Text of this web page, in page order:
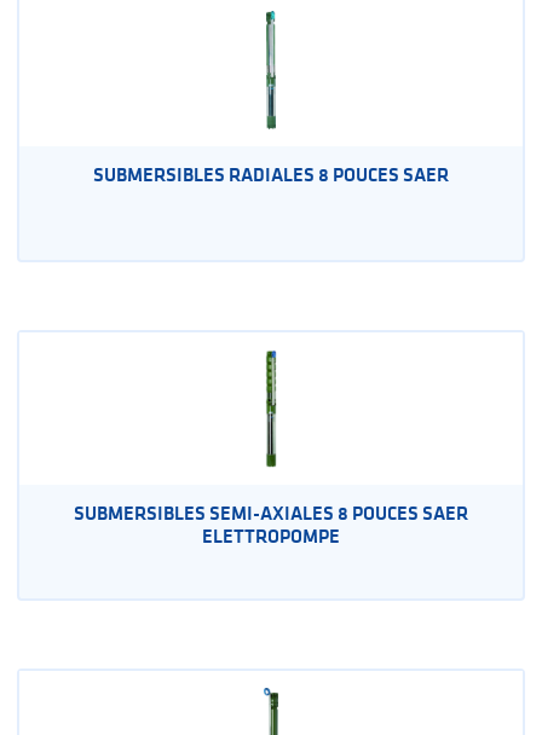
SUBMERSIBLES RADIALES 8 POUCES SAER
SUBMERSIBLES SEMI-AXIALES 8 POUCES SAER
ELETTROPOMPE